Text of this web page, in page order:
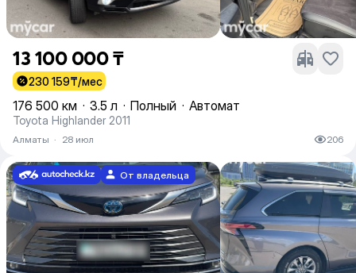
13 100 000 ₸
230 159₸/мес
176 500 км · 3.5 л · Полный · Автомат
Toyota Highlander 2011
Алматы · 28 июл 206
От владельца